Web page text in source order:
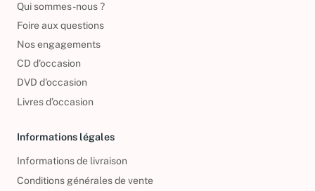
Qui sommes-nous ?
Foire aux questions
Nos engagements
CD d'occasion
DVD d'occasion
Livres d’occasion
Informations légales
Informations de livraison
Conditions générales de vente